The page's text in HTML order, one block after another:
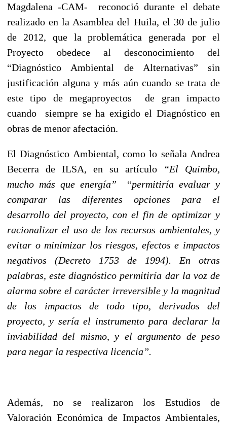
Magdalena -CAM- reconoció durante el debate
realizado en la Asamblea del Huila, el 30 de julio
de 2012, que la problemática generada por el
Proyecto obedece al desconocimiento del
“Diagnóstico Ambiental de Alternativas” sin
justificación alguna y más aún cuando se trata de
este tipo de megaproyectos de gran impacto
cuando siempre se ha exigido el Diagnóstico en
obras de menor afectación.
El Diagnóstico Ambiental, como lo señala Andrea
Becerra de ILSA, en su artículo
“El Quimbo,
mucho más que energía”
“permitiría evaluar y
comparar las diferentes opciones para el
desarrollo del proyecto, con el fin de optimizar y
racionalizar el uso de los recursos ambientales, y
evitar o minimizar los riesgos, efectos e impactos
negativos (Decreto 1753 de 1994). En otras
palabras, este diagnóstico permitiría dar la voz de
alarma sobre el carácter irreversible y la magnitud
de los impactos de todo tipo, derivados del
proyecto, y sería el instrumento para declarar la
inviabilidad del mismo, y el argumento de peso
para negar la respectiva licencia”.
Además, no se realizaron los Estudios de
Valoración Económica de Impactos Ambientales,